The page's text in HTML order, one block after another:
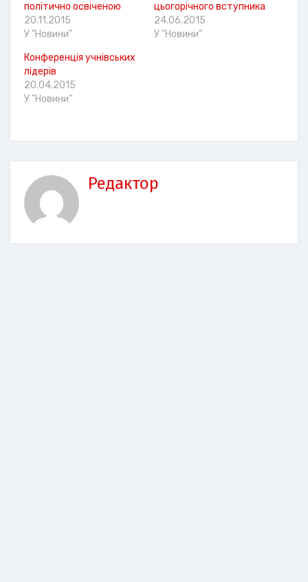
політично освіченою
20.11.2015
У "Новини"
цьогорічного вступника
24.06.2015
У "Новини"
Конференція учнівських
лідерів
20.04.2015
У "Новини"
Редактор